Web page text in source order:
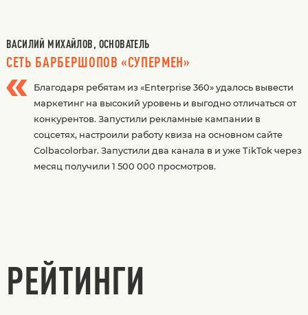
ВАСИЛИЙ МИХАЙЛОВ, ОСНОВАТЕЛЬ
СЕТЬ БАРБЕРШОПОВ «СУПЕРМЕН»
Благодаря ребятам из «Enterprise 360» удалось вывести
маркетинг на высокий уровень и выгодно отличаться от
конкурентов. Запустили рекламные кампании в
соцсетях, настроили работу квиза на основном сайте
Сolbacolorbar. Запустили два канала в и уже TikTok через
месяц получили 1 500 000 просмотров.
РЕЙТИНГИ